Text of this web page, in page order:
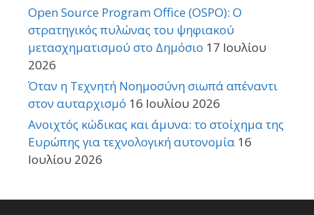
Open Source Program Office (OSPO): Ο
στρατηγικός πυλώνας του ψηφιακού
μετασχηματισμού στο Δημόσιο 17 Ιουλίου
2026
Όταν η Τεχνητή Νοημοσύνη σιωπά απέναντι
στον αυταρχισμό 16 Ιουλίου 2026
Ανοιχτός κώδικας και άμυνα: το στοίχημα της
Ευρώπης για τεχνολογική αυτονομία 16
Ιουλίου 2026